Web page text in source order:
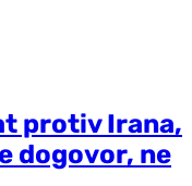
protiv Irana,
dogovor, ne